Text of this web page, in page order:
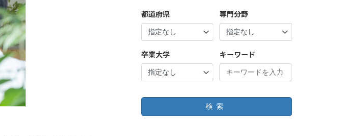
都道府県 専門分野
卒業大学 キーワード
検索